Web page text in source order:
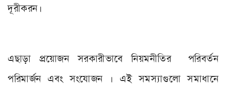
দূরীকরন।
এছাড়া প্রয়োজন সরকারীভাবে নিয়মনীতির পরিবর্তন
পরিমার্জন এবং সংযোজন । এই সমস্যাগুলো সমাধানে